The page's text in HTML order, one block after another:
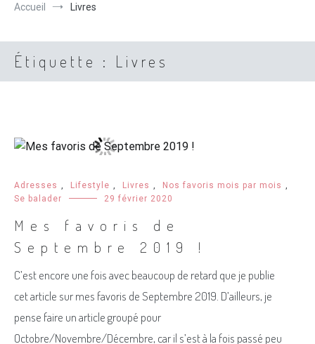
Accueil Livres
Étiquette : Livres
Adresses , Lifestyle , Livres , Nos favoris mois par mois ,
Se balader
29 février 2020
Mes favoris de
Septembre 2019 !
C’est encore une fois avec beaucoup de retard que je publie
cet article sur mes favoris de Septembre 2019. D’ailleurs, je
pense faire un article groupé pour
Octobre/Novembre/Décembre, car il s’est à la fois passé peu